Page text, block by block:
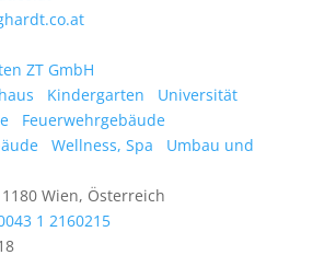
ZT GmbH
Kindergarten
Universität
Feuerwehrgebäude
Wellness, Spa
Umbau und
Wien, Österreich
1 2160215